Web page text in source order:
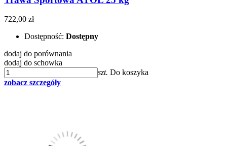
722,00 zł
Dostępność: Dostępny
dodaj do porównania
dodaj do schowka
szt. Do koszyka
zobacz szczegóły